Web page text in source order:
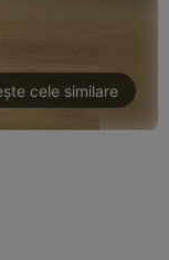
cele similare